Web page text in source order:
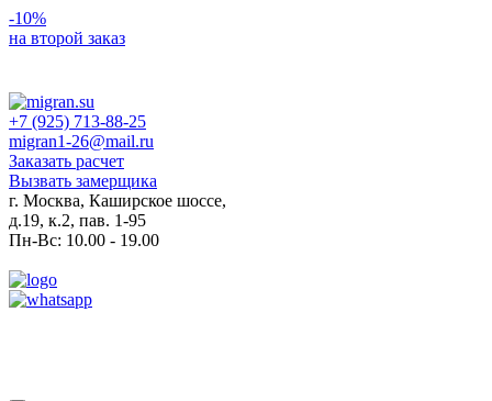
-10%
на второй заказ
+7 (925) 713-88-25
migran1-26@mail.ru
Заказать расчет
Вызвать замерщика
г. Москва, Каширское шоссе,
д.19, к.2, пав. 1-95
Пн-Вс: 10.00 - 19.00